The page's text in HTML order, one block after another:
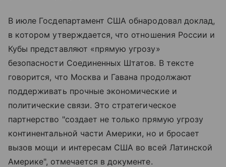
В июле Госдепартамент США обнародовал доклад,
в котором утверждается, что отношения России и
Кубы представляют «прямую угрозу»
безопасности Соединенных Штатов. В тексте
говорится, что Москва и Гавана продолжают
поддерживать прочные экономические и
политические связи. Это стратегическое
партнерство "создает не только прямую угрозу
континентальной части Америки, но и бросает
вызов мощи и интересам США во всей Латинской
Америке", отмечается в документе.